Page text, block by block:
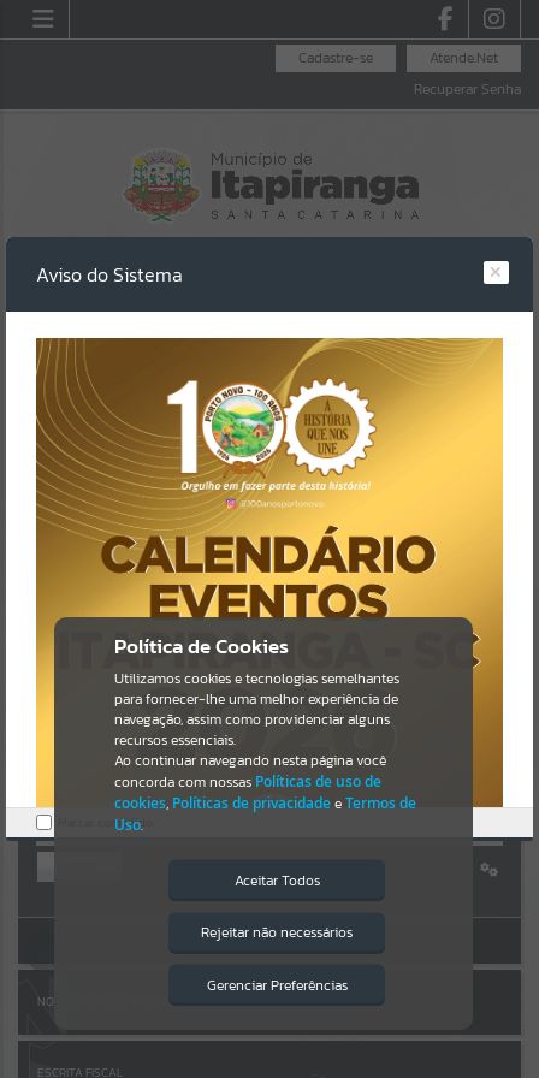
Atende.Net
Cadastre-se
Recuperar Senha
LEI ALDIR BLANC LICITAÇÕES LEGISLAÇÃO
Resultados para""
Portais
Por favor, aguarde...
NOTÍCIAS
Por favor, aguarde...
Por favor, aguarde...
AUTOATENDIMENTO
ACESSAR SEM LOGIN
NOTA FISCAL ELETRÔNICA
ESCRITA FISCAL
Política de Cookies
Utilizamos cookies e tecnologias semelhantes
para fornecer-lhe uma melhor experiência de
navegação, assim como providenciar alguns
recursos essenciais.
Ao continuar navegando nesta página você
concorda com nossas Políticas de uso de
cookies, Políticas de privacidadeeTermos de
Uso.
Aceitar Todos
Rejeitar não necessários
Gerenciar Preferências
Isto significa que diversos recursos
providenciados poderão não estar
Aviso do Sistema
Marcar como lido.
Erro
SISTEMA
Gerenciamento do Sistema
CÓDIGO DA MENSAGEM:
Ocorreu um erro de script:
Uncaught SyntaxError: Unexpected token '('
https://itapiranga.atende.net/cidadao/pagina/static/bundle/wpo_ind
ex_2_base_l2_portal_editores_sync_5ee6ab314da47b307aa5942c383
44a63.js?v=1add8259:47
Verificar Mais Detalhes